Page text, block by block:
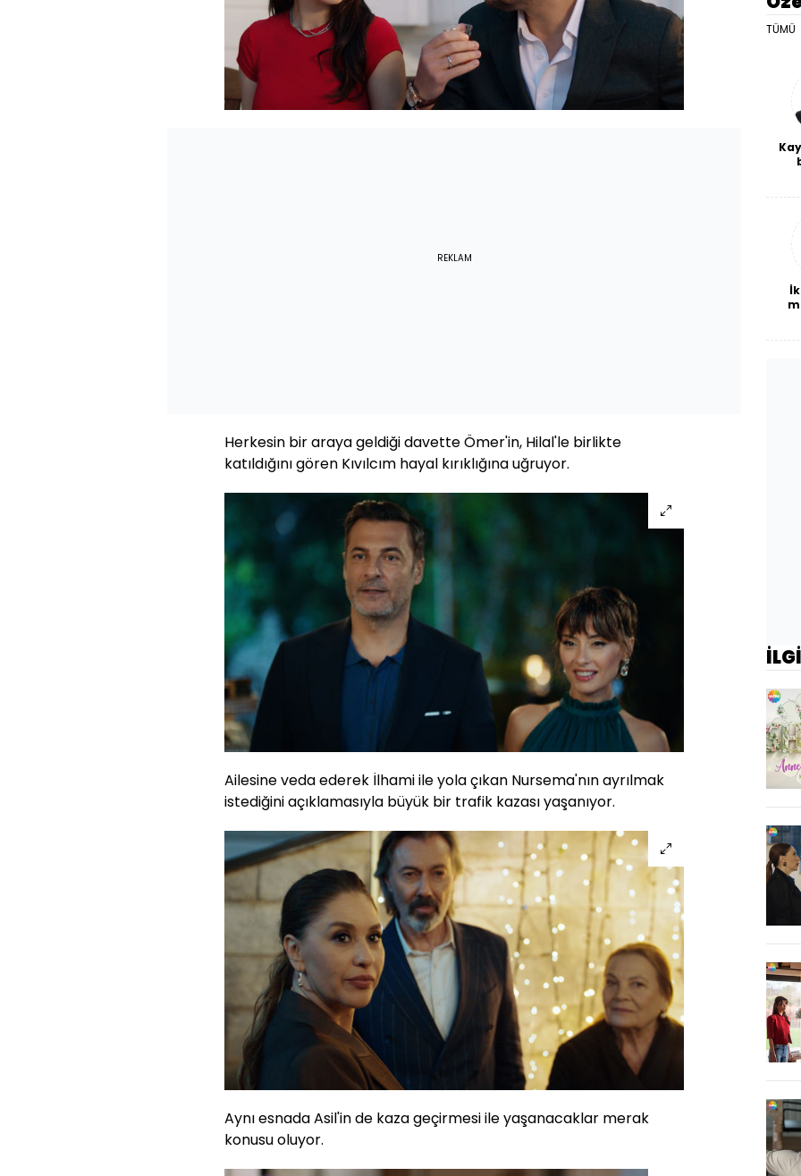
REKLAM
Herkesin bir araya geldiği davette Ömer'in, Hilal'le birlikte
katıldığını gören Kıvılcım hayal kırıklığına uğruyor.
Ailesine veda ederek İlhami ile yola çıkan Nursema'nın ayrılmak
istediğini açıklamasıyla büyük bir trafik kazası yaşanıyor.
Aynı esnada Asil'in de kaza geçirmesi ile yaşanacaklar merak
konusu oluyor.
TÜMÜ